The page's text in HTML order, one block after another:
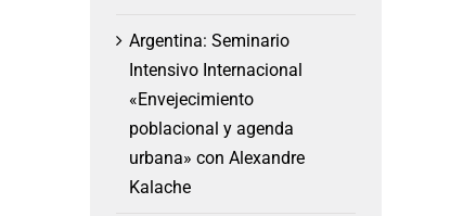
Argentina: Seminario
Intensivo Internacional
«Envejecimiento
poblacional y agenda
urbana» con Alexandre
Kalache